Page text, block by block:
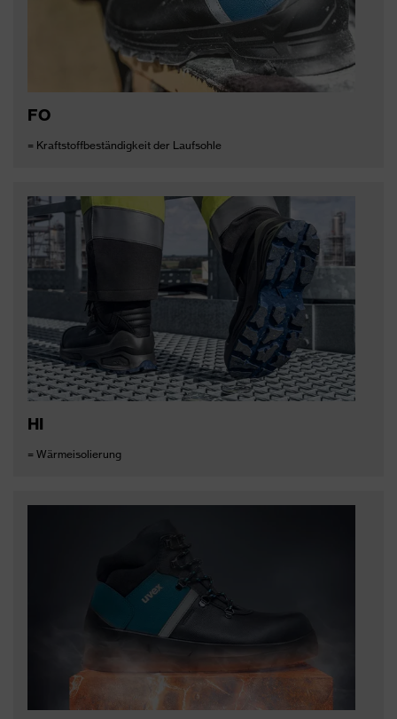
FO
= Kraftstoffbeständigkeit der Laufsohle
HI
= Wärmeisolierung